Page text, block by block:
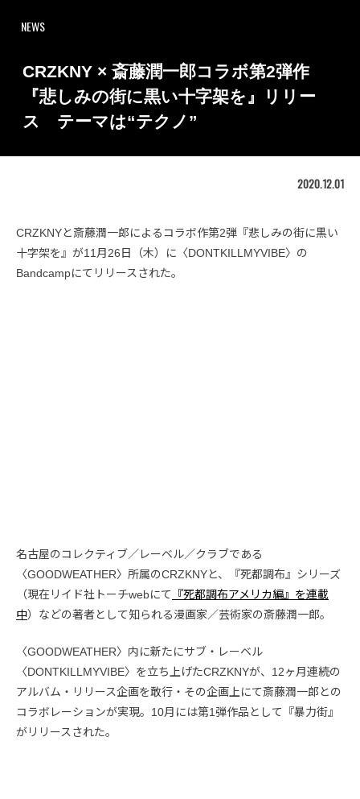
NEWS
CRZKNY × 斎藤潤一郎コラボ第2弾作
『悲しみの街に黒い十字架を』リリー
ス テーマは“テクノ”
2020.12.01
CRZKNYと斎藤潤一郎によるコラボ作第2弾『悲しみの街に黒い
十字架を』が11月26日（木）に〈DONTKILLMYVIBE〉の
Bandcampにてリリースされた。
名古屋のコレクティブ／レーベル／クラブである
〈GOODWEATHER〉所属のCRZKNYと、『死都調布』シリーズ
（現在リイド社トーチwebにて
『死都調布アメリカ編』を連載
中）などの著者として知られる漫画家／芸術家の斎藤潤一郎。
〈GOODWEATHER〉内に新たにサブ・レーベル
〈DONTKILLMYVIBE〉を立ち上げたCRZKNYが、12ヶ月連続の
アルバム・リリース企画を敢行・その企画上にて斎藤潤一郎との
コラボレーションが実現。10月には第1弾作品として『暴力街』
がリリースされた。